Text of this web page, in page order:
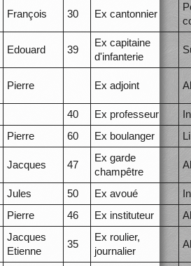
François 30 Ex cantonnier
Edouard 39
Ex capitaine
d'infanterie
Pierre Ex adjoint
40 Ex professeur
Pierre 60 Ex boulanger
Jacques 47
Ex garde
champêtre
Jules 50 Ex avoué
Pierre 46 Ex instituteur
Jacques
Etienne
35
Ex roulier,
journalier